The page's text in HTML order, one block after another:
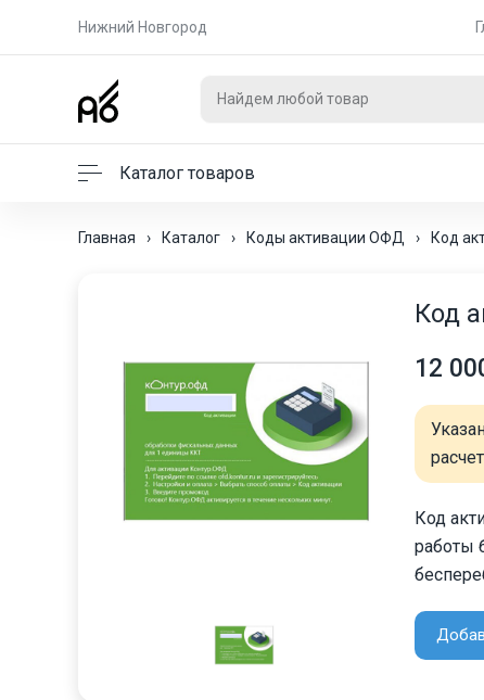
Нижний Новгород
Каталог товаров
Главная › Каталог › Коды активации ОФД › Код
Код
12
Код
работы